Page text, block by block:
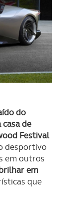
do
de
Festival
desportivo
em outros
em
que